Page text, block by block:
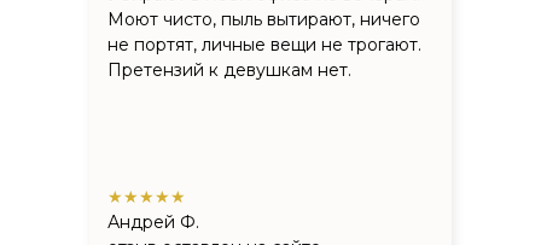
Моют чисто, пыль вытирают, ничего
не портят, личные вещи не трогают.
Претензий к девушкам нет.
★★★★★
Андрей Ф.